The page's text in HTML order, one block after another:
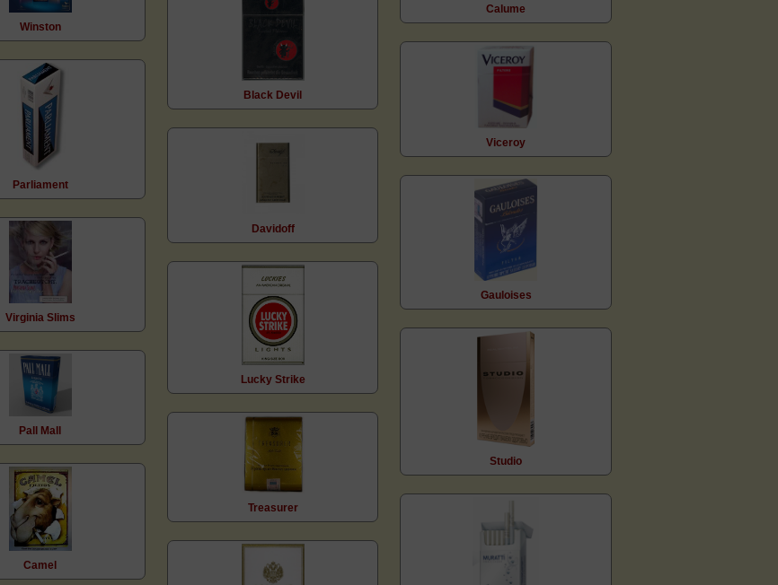
Winston
Parliament
Virginia Slims
Pall Mall
Camel
Black Devil
Davidoff
Lucky Strike
Treasurer
Calume
Viceroy
Gauloises
Studio